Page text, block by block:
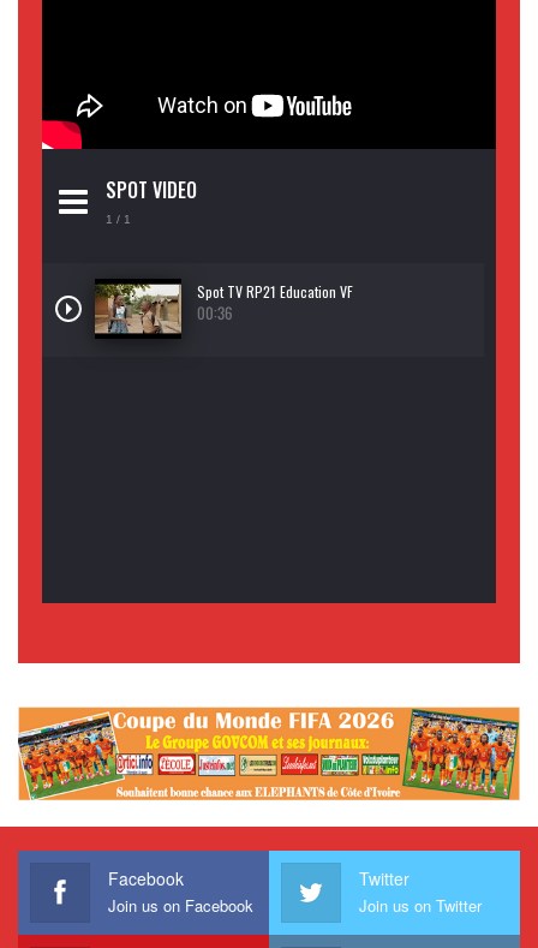
SPOT VIDEO
1 / 1
Spot TV RP21 Education VF
00:36
Facebook
Join us on Facebook
Twitter
Join us on Twitter